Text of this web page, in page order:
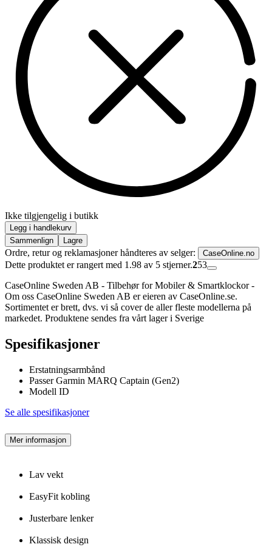
Ikke tilgjengelig i butikk
Legg i handlekurv
Sammenlign
Lagre
Ordre, retur og reklamasjoner håndteres av selger: CaseOnline.no
Dette produktet er rangert med 1.98 av 5 stjerner.253
CaseOnline Sweden AB - Tilbehør for Mobiler & Smartklockor -
Om oss CaseOnline Sweden AB er eieren av CaseOnline.se.
Sortimentet er brett, dvs. vi så cover de aller fleste modellerna på
markedet. Produktene sendes fra vårt lager i Sverige
Spesifikasjoner
Erstatningsarmbånd
Passer Garmin MARQ Captain (Gen2)
Modell ID
Se alle spesifikasjoner
Mer informasjon
Lav vekt
EasyFit kobling
Justerbare lenker
Klassisk design